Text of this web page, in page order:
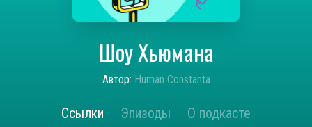
Шоу Хьюмана
Автор: Human Constanta
Ссылки Эпизоды О подкасте